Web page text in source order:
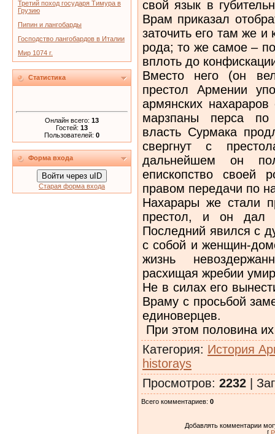
Третий поход государя Тимура в
Грузию
Пипин и лангобарды
Господство лангобардов в Италии
Мир 1074 г.
Статистика
Онлайн всего: 13
Гостей: 13
Пользователей: 0
Форма входа
Войти через uID
Старая форма входа
свой язык в
Врам приказал
заточить его там же и
рода; то же самое –
вплоть до
Вместо него (он
престол Армении
армянских
марзпаны перса по
власть Сурмака
свергнут с
дальнейшем он
епископство своей
правом передачи по
Нахарары же стали
престол, и он дал
Последний явился с
с собой и женщин-
жизнь
расхищая жребии
Не в силах его
Враму с просьбой
единоверцев.
При этом половина
Категория: История
historays
Просмотров: 2232 |
Всего комментариев: 0
Добавлять комментарии